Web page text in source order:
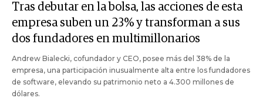
Tras debutar en la bolsa, las acciones de esta
empresa suben un 23% y transforman a sus
dos fundadores en multimillonarios
Andrew Bialecki, cofundador y CEO, posee más del 38% de la
empresa, una participación inusualmente alta entre los fundadores
de software, elevando su patrimonio neto a 4.300 millones de
dólares.